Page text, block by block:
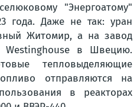
"Энергоатому"
года. Даже не так: уран
Житомир, а на завод
Westinghouse в Швецию.
тепловыделяющие
отправляются на
в реакторах